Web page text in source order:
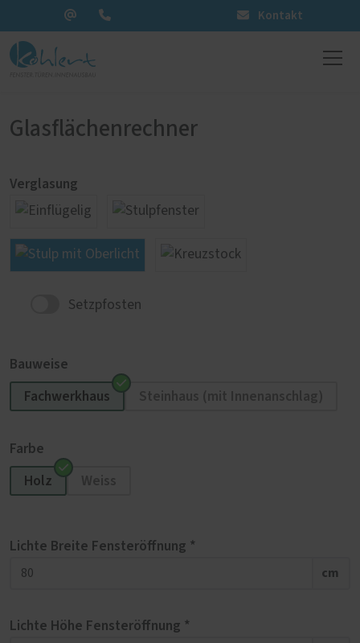
Kontakt
Glasflächenrechner
Verglasung
Setzpfosten
Bauweise
Fachwerkhaus
Farbe
Holz
Lichte Breite Fensteröffnung *
cm
Lichte Höhe Fensteröffnung *